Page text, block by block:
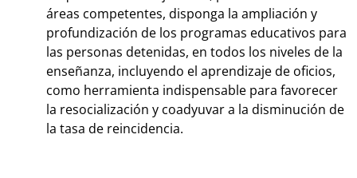
áreas competentes, disponga la ampliación y
profundización de los programas educativos para
las personas detenidas, en todos los niveles de la
enseñanza, incluyendo el aprendizaje de oficios,
como herramienta indispensable para favorecer
la resocialización y coadyuvar a la disminución de
la tasa de reincidencia.